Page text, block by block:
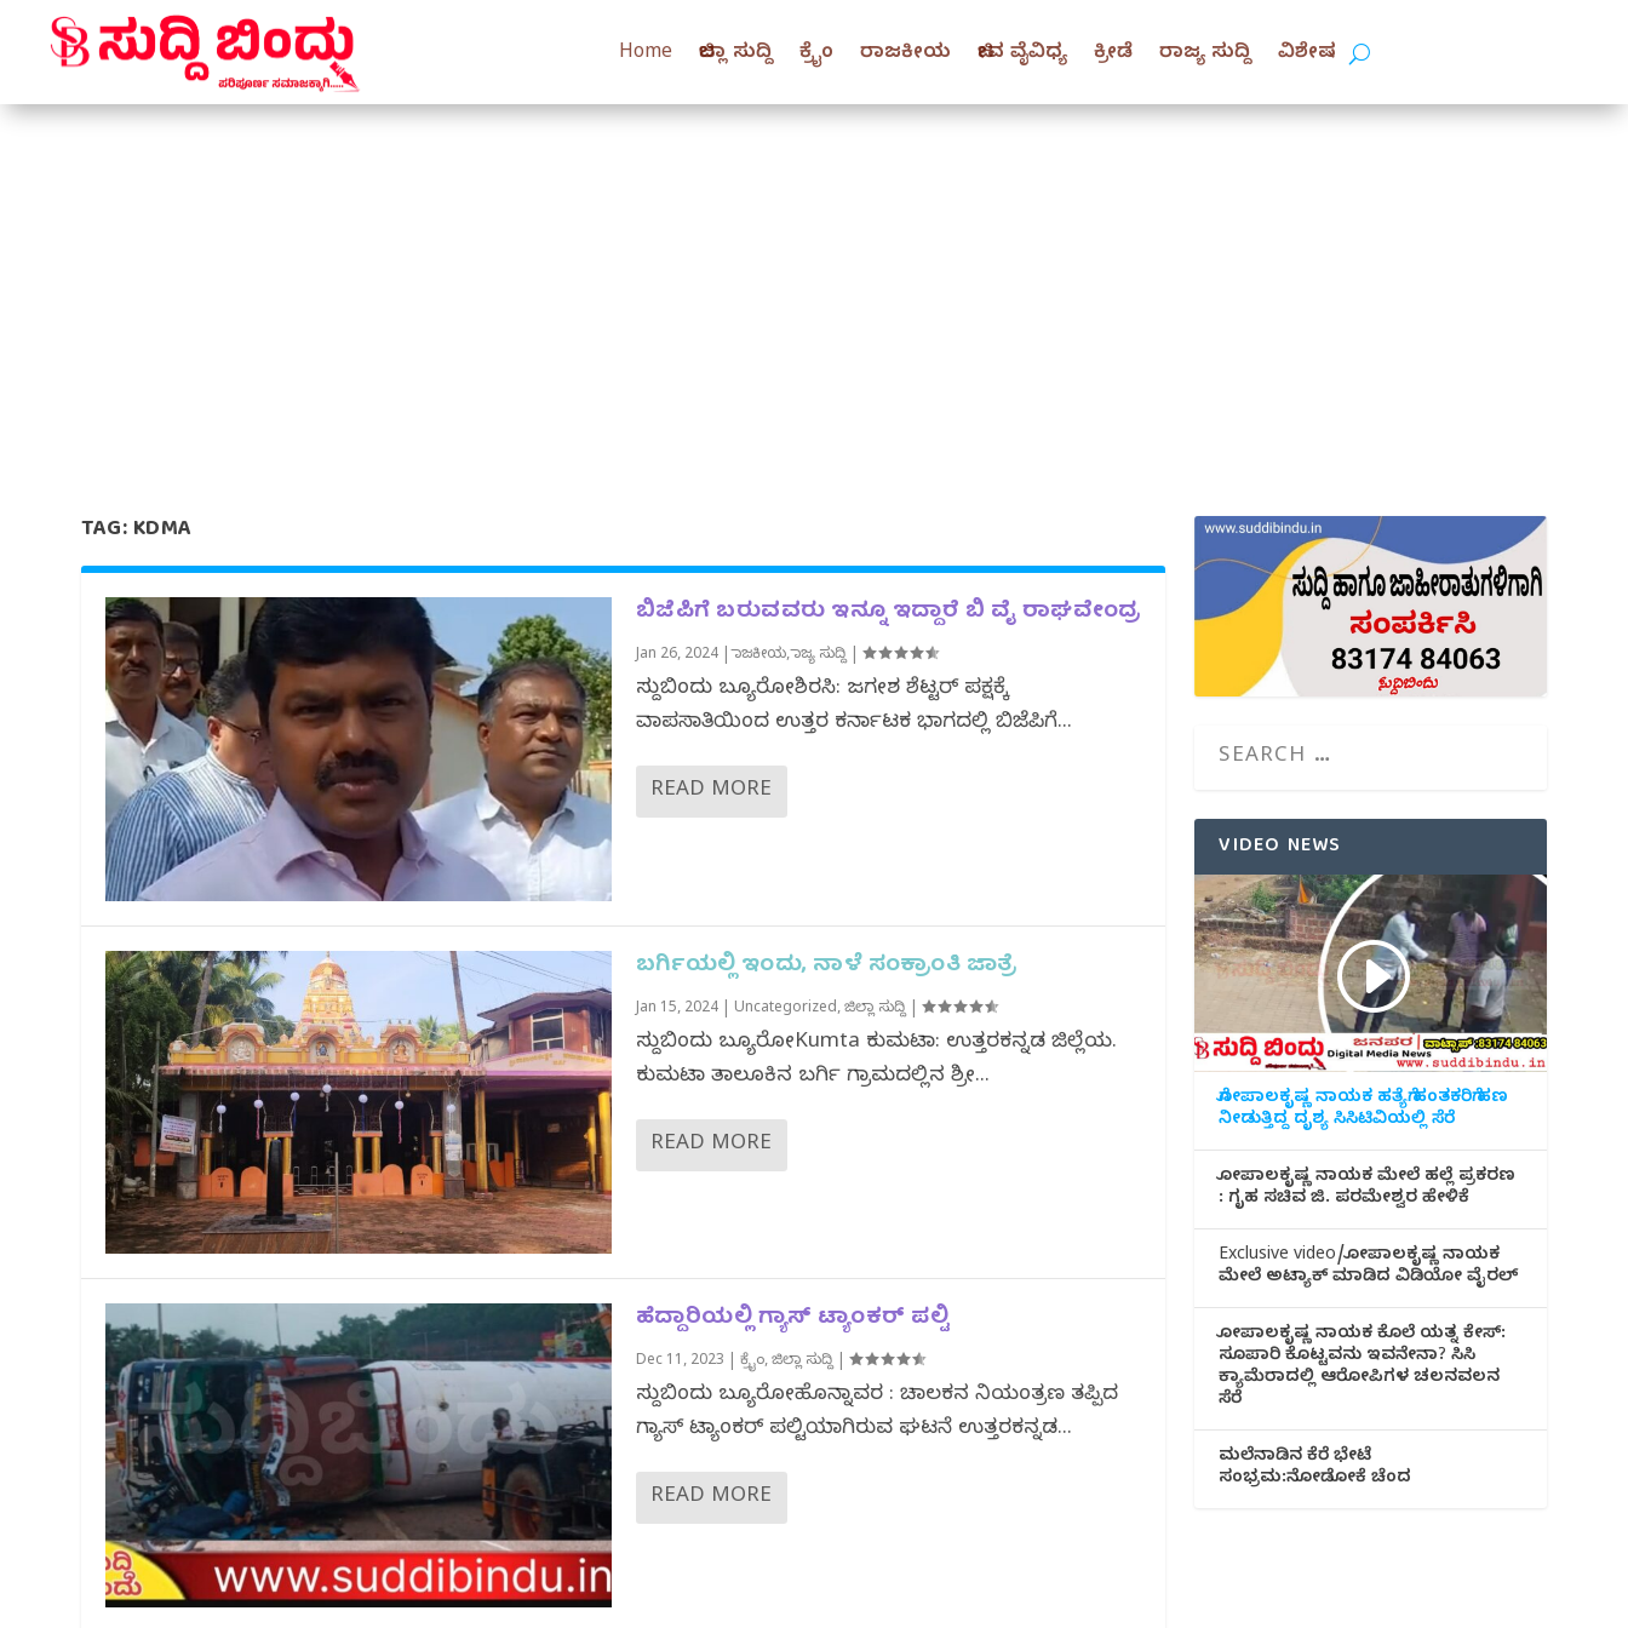
Home ಜಿಲ್ಲಾ ಸುದ್ದಿ ಕ್ರೈಂ ರಾಜಕೀಯ ಜೀವ ವೈವಿಧ್ಯ ಕ್ರೀಡೆ ರಾಜ್ಯ ಸುದ್ದಿ ವಿಶೇಷ
TAG:KDMA
ಬಿಜೆಪಿಗೆ ಬರುವವರು ಇನ್ನೂ ಇದ್ದಾರೆ ಬಿ ವೈ ರಾಘವೇಂದ್ರ
Jan 26, 2024|ರಾಜಕೀಯ,ರಾಜ್ಯ ಸುದ್ದಿ|
ಸುದ್ದಿಬಿಂದು ಬ್ಯೂರೋಶಿರಸಿ: ಜಗದೀಶ ಶೆಟ್ಟರ್‌ ಪಕ್ಷಕ್ಕೆ
ವಾಪಸಾತಿಯಿಂದ ಉತ್ತರ ಕರ್ನಾಟಕ ಭಾಗದಲ್ಲಿ ಬಿಜೆಪಿಗೆ...
READ MORE
ಬರ್ಗಿಯಲ್ಲಿ ಇಂದು, ನಾಳೆ ಸಂಕ್ರಾಂತಿ ಜಾತ್ರೆ
Jan 15, 2024| Uncategorized,ಜಿಲ್ಲಾ ಸುದ್ದಿ|
ಸುದ್ದಿಬಿಂದು ಬ್ಯೂರೋKumta ಕುಮಟಾ: ಉತ್ತರಕನ್ನಡ ಜಿಲ್ಲೆಯ.
ಕುಮಟಾ ತಾಲೂಕಿನ ಬರ್ಗಿ ಗ್ರಾಮದಲ್ಲಿನ ಶ್ರೀ...
READ MORE
ಹೆದ್ದಾರಿಯಲ್ಲಿ ಗ್ಯಾಸ್ ಟ್ಯಾಂಕರ್ ‌ಪಲ್ಟಿ
Dec 11, 2023 ಕ್ರೈಂ,ಜಿಲ್ಲಾ ಸುದ್ದಿ|
ಸುದ್ದಿಬಿಂದು ಬ್ಯೂರೋಹೊನ್ನಾವರ : ಚಾಲಕನ ನಿಯಂತ್ರಣ ತಪ್ಪಿದ
ಗ್ಯಾಸ್ ಟ್ಯಾಂಕರ್‌ ಪಲ್ಟಿಯಾಗಿರುವ ಘಟನೆ ಉತ್ತರಕನ್ನಡ...
READ MORE
VIDEO NEWS
ಗೋಪಾಲಕೃಷ್ಣ ನಾಯಕ ಹತ್ಯೆಗೆ ಹಂತಕರಿಗೆ ಹಣ
ನೀಡುತ್ತಿದ್ದ ದೃಶ್ಯ ಸಿಸಿಟಿವಿಯಲ್ಲಿ ಸೆರೆ
ಗೋಪಾಲಕೃಷ್ಣ ನಾಯಕ ಮೇಲೆ ಹಲ್ಲೆ ಪ್ರಕರಣ
: ಗೃಹ ಸಚಿವ ಜಿ. ಪರಮೇಶ್ವರ ಹೇಳಿಕೆ
Exclusive video/ಗೋಪಾಲಕೃಷ್ಣ ನಾಯಕ
ಮೇಲೆ ಅಟ್ಯಾಕ್ ಮಾಡಿದ ವಿಡಿಯೋ ವೈರಲ್
ಗೋಪಾಲಕೃಷ್ಣ ನಾಯಕ ಕೊಲೆ ಯತ್ನ ಕೇಸ್:
ಸೂಪಾರಿ ಕೊಟ್ಟವನು ಇವನೇನಾ? ಸಿಸಿ
ಕ್ಯಾಮೆರಾದಲ್ಲಿ ಆರೋಪಿಗಳ ಚಲನವಲನ
ಸೆರೆ
ಮಲೆನಾಡಿ‌ನ ಕೆರೆ ಭೇಟೆ
ಸಂಭ್ರಮ:ನೋಡೋಕೆ ಚೆಂದ